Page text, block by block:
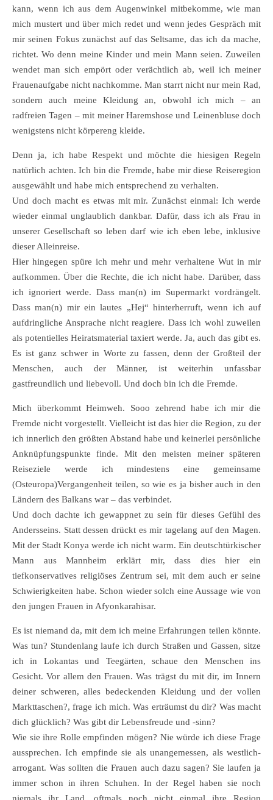
kann, wenn ich aus dem Augenwinkel mitbekomme, wie man
mich mustert und über mich redet und wenn jedes Gespräch mit
mir seinen Fokus zunächst auf das Seltsame, das ich da mache,
richtet. Wo denn meine Kinder und mein Mann seien. Zuweilen
wendet man sich empört oder verächtlich ab, weil ich meiner
Frauenaufgabe nicht nachkomme. Man starrt nicht nur mein Rad,
sondern auch meine Kleidung an, obwohl ich mich – an
radfreien Tagen – mit meiner Haremshose und Leinenbluse doch
wenigstens nicht körpereng kleide.
Denn ja, ich habe Respekt und möchte die hiesigen Regeln
natürlich achten. Ich bin die Fremde, habe mir diese Reiseregion
ausgewählt und habe mich entsprechend zu verhalten.
Und doch macht es etwas mit mir. Zunächst einmal: Ich werde
wieder einmal unglaublich dankbar. Dafür, dass ich als Frau in
unserer Gesellschaft so leben darf wie ich eben lebe, inklusive
dieser Alleinreise.
Hier hingegen spüre ich mehr und mehr verhaltene Wut in mir
aufkommen. Über die Rechte, die ich nicht habe. Darüber, dass
ich ignoriert werde. Dass man(n) im Supermarkt vordrängelt.
Dass man(n) mir ein lautes „Hej“ hinterherruft, wenn ich auf
aufdringliche Ansprache nicht reagiere. Dass ich wohl zuweilen
als potentielles Heiratsmaterial taxiert werde. Ja, auch das gibt es.
Es ist ganz schwer in Worte zu fassen, denn der Großteil der
Menschen, auch der Männer, ist weiterhin unfassbar
gastfreundlich und liebevoll. Und doch bin ich die Fremde.
Mich überkommt Heimweh. Sooo zehrend habe ich mir die
Fremde nicht vorgestellt. Vielleicht ist das hier die Region, zu der
ich innerlich den größten Abstand habe und keinerlei persönliche
Anknüpfungspunkte finde. Mit den meisten meiner späteren
Reiseziele werde ich mindestens eine gemeinsame
(Osteuropa)Vergangenheit teilen, so wie es ja bisher auch in den
Ländern des Balkans war – das verbindet.
Und doch dachte ich gewappnet zu sein für dieses Gefühl des
Andersseins. Statt dessen drückt es mir tagelang auf den Magen.
Mit der Stadt Konya werde ich nicht warm. Ein deutschtürkischer
Mann aus Mannheim erklärt mir, dass dies hier ein
tiefkonservatives religiöses Zentrum sei, mit dem auch er seine
Schwierigkeiten habe. Schon wieder solch eine Aussage wie von
den jungen Frauen in Afyonkarahisar.
Es ist niemand da, mit dem ich meine Erfahrungen teilen könnte.
Was tun? Stundenlang laufe ich durch Straßen und Gassen, sitze
ich in Lokantas und Teegärten, schaue den Menschen ins
Gesicht. Vor allem den Frauen. Was trägst du mit dir, im Innern
deiner schweren, alles bedeckenden Kleidung und der vollen
Markttaschen?, frage ich mich. Was erträumst du dir? Was macht
dich glücklich? Was gibt dir Lebensfreude und -sinn?
Wie sie ihre Rolle empfinden mögen? Nie würde ich diese Frage
aussprechen. Ich empfinde sie als unangemessen, als westlich-
arrogant. Was sollten die Frauen auch dazu sagen? Sie laufen ja
immer schon in ihren Schuhen. In der Regel haben sie noch